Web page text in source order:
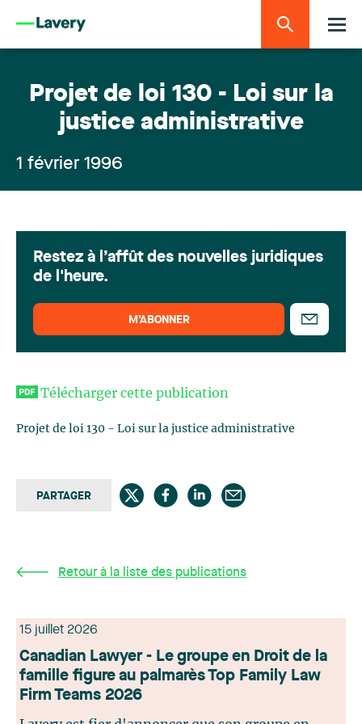
Projet de loi 130 - Loi sur la
justice administrative
1 février 1996
Télécharger cette publication
Projet de loi 130 - Loi sur la justice administrative
PARTAGER
Retour à la liste des publications
Restez à l’affût des nouvelles juridiques
de l'heure.
M’ABONNER
15 juillet 2026
Canadian Lawyer - Le groupe en Droit de la
famille figure au palmarès Top Family Law
Firm Teams 2026